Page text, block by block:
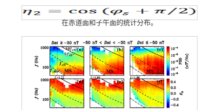
在赤道面和子午面的统计分布。